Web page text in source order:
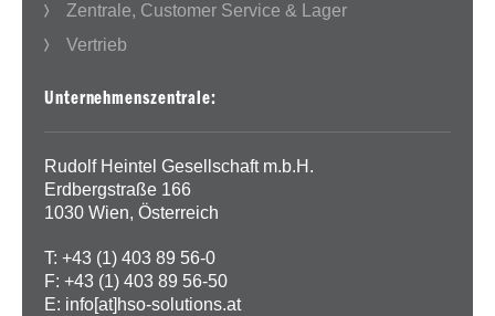
Zentrale, Customer Service & Lager
Vertrieb
Unternehmenszentrale:
Rudolf Heintel Gesellschaft m.b.H.
Erdbergstraße 166
1030 Wien, Österreich
T: +43 (1) 403 89 56-0
F: +43 (1) 403 89 56-50
E: info[at]hso-solutions.at